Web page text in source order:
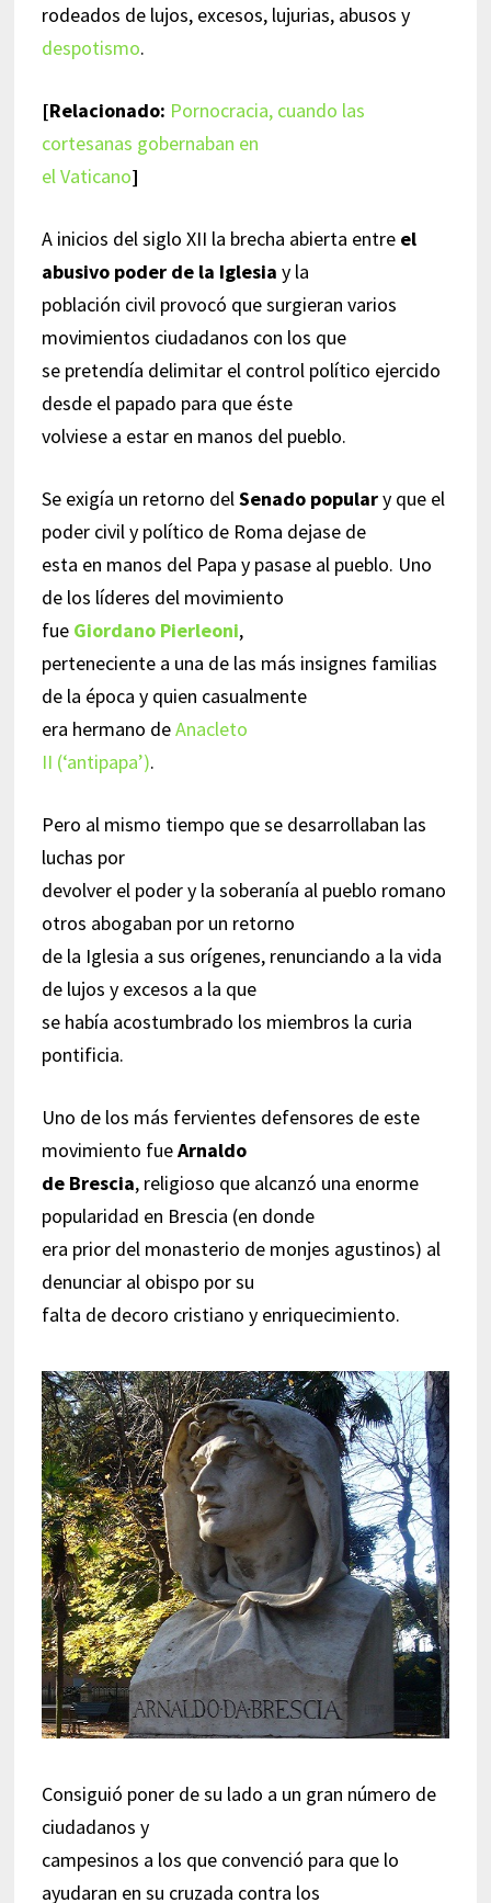
rodeados de lujos, excesos, lujurias, abusos y
despotismo.
[Relacionado: Pornocracia, cuando las
cortesanas gobernaban en
el Vaticano]
A inicios del siglo XII la brecha abierta entre el
abusivo poder de la Iglesia y la
población civil provocó que surgieran varios
movimientos ciudadanos con los que
se pretendía delimitar el control político ejercido
desde el papado para que éste
volviese a estar en manos del pueblo.
Se exigía un retorno delSenado populary que el
poder civil y político de Roma dejase de
esta en manos del Papa y pasase al pueblo. Uno
de los líderes del movimiento
fue Giordano Pierleoni,
perteneciente a una de las más insignes familias
de la época y quien casualmente
era hermano deAnacleto
II (‘antipapa’).
Pero al mismo tiempo que se desarrollaban las
luchas por
devolver el poder y la soberanía al pueblo romano
otros abogaban por un retorno
de la Iglesia a sus orígenes, renunciando a la vida
de lujos y excesos a la que
se había acostumbrado los miembros la curia
pontificia.
Uno de los más fervientes defensores de este
movimiento fueArnaldo
de Brescia, religioso que alcanzó una enorme
popularidad en Brescia (en donde
era prior del monasterio de monjes agustinos) al
denunciar al obispo por su
falta de decoro cristiano y enriquecimiento.
Consiguió poner de su lado a un gran número de
ciudadanos y
campesinos a los que convenció para que lo
ayudaran en su cruzada contra los